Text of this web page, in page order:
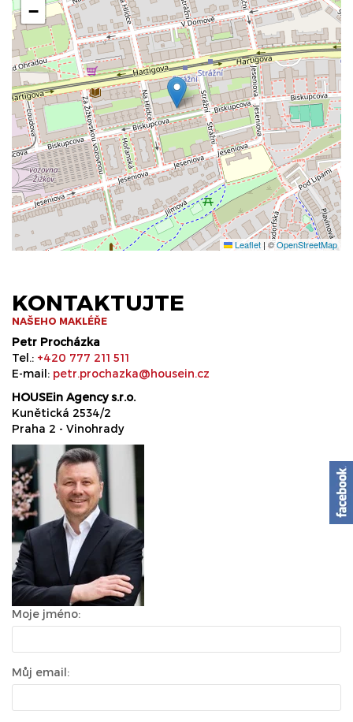
−
Leaflet | ©OpenStreetMap
KONTAKTUJTE
NAŠEHO MAKLÉŘE
Petr Procházka
Tel.: +420 777 211 511
E-mail: petr.prochazka@housein.cz
HOUSEin Agency s.r.o.
Kunětická 2534/2
Praha 2 - Vinohrady
Moje jméno:
Můj email: